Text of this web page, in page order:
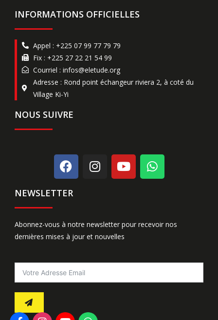
INFORMATIONS OFFICIELLES
Appel : +225 07 99 77 79 79
Fix : +225 27 22 21 54 99
Courriel : infos@eletude.org
Adresse : Rond point échangeur riviera 2, à coté du
Village Ki-Yi
NOUS SUIVRE
NEWSLETTER
Abonnez-vous à notre newsletter pour recevoir nos
dernières mises à jour et nouvelles